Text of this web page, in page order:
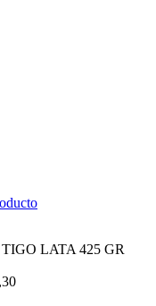
LATA 425 GR